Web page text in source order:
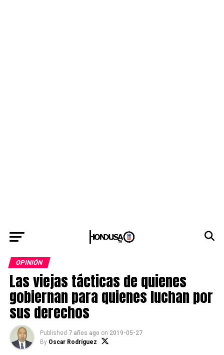
OPINIÓN
Las viejas tácticas de quienes
gobiernan para quienes luchan por
sus derechos
Published 7 años ago on 2019-05-27
By Oscar Rodríguez